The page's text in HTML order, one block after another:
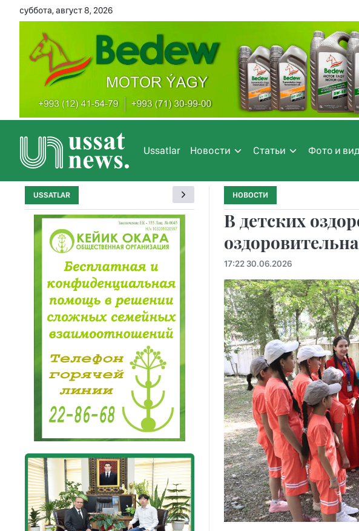
суббота, август 8, 2026
Ussatlar Новости Статьи Фото и
НОВОСТИ
В детских
17:22 30.06.2026
USSATLAR